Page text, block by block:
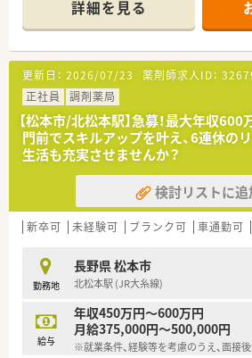
回の社員旅行など福利厚生面も充実し
■長野県内だけでなく、富山、新潟、石
進出され2025年には売上高600億円を
■産休・育休の制度も整っており、女
っております。
■65歳以上のベテラン薬剤師も多く、
躍される環境です。
詳細を見る
更新日： 2026/07/23 薬剤師求人ID：
正社員
調剤薬局
【松本市/北松本駅】急募！最大年収
門前でスキルアップを叶え、6連休の
生活も充実させませんか？
検討リストに追
新卒可 未経験可 ブランク可 車通勤可
勤務地
長野県 松本市
北松本駅 (JR大糸線)
給与
年収450万円～600万円
月給375,000円～500,000円
※就業条件、経験等を考慮のうえ、面接後